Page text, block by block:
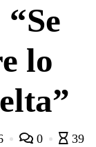
lo
0
39